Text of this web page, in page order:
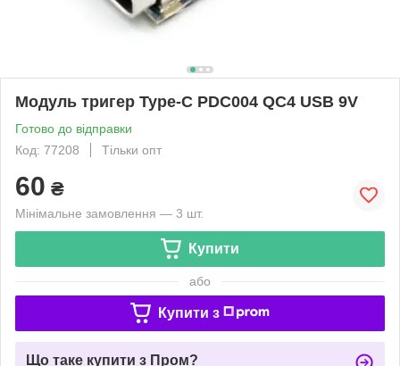
Модуль тригер Type-C PDC004 QC4 USB 9V
Готово до відправки
Код: 77208
Тільки опт
60 ₴
Мінімальне замовлення — 3 шт.
Купити
або
Купити з
Що таке купити з Пром?